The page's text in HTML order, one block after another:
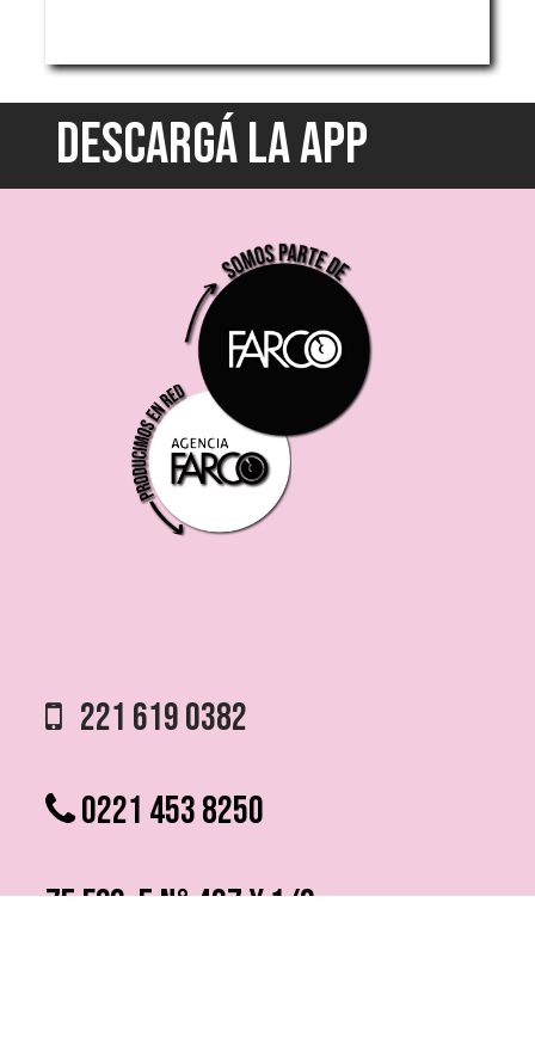
DESCARGÁ LA APP
221 619 0382
0221 453 8250
75 ESQ. 5 N° 497 y 1/2